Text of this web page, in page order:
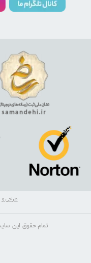
تمام حقوق این
طراحی و